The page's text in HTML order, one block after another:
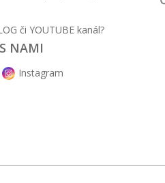
či YOUTUBE kanál?
NAMI
Instagram